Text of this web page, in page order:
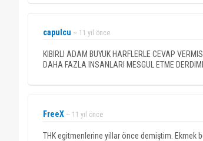
capulcu ~ 11 yıl önce
KIBIRLI ADAM BUYUK HARFLERLE CEVAP
DAHA FAZLA INSANLARI MESGUL ETME
FreeX ~ 11 yıl önce
THK egitmenlerine yillar önce demiştim. Ekmek